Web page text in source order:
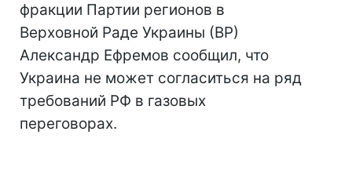
фракции Партии регионов в
Верховной Раде Украины (ВР)
Александр Ефремов сообщил, что
Украина не может согласиться на ряд
требований РФ в газовых
переговорах.